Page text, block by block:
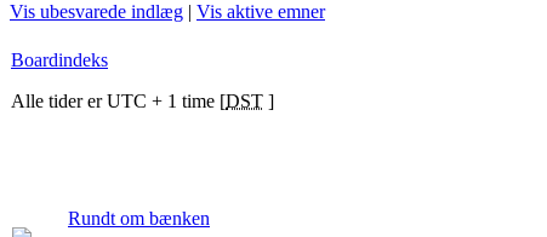
Vis ubesvarede indlæg | Vis aktive emner
Boardindeks
Alle tider er UTC + 1 time [DST ]
Rundt om bænken